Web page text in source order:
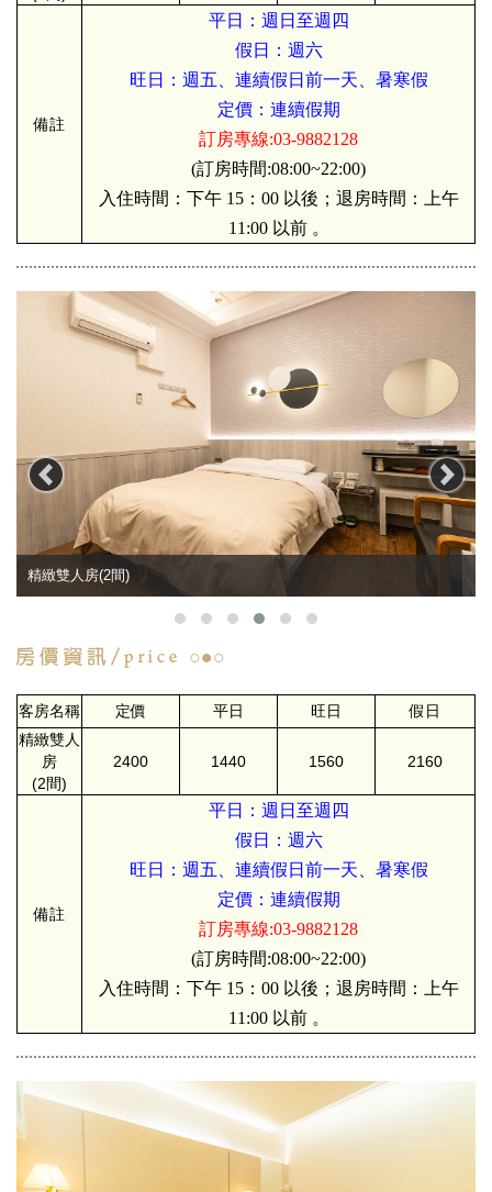
備註
平日：週日至週四
假日：週六
旺日：週五、連續假日前一天、暑寒假
定價：連續假期
訂房專線:03-9882128
(訂房時間:08:00~22:00)
入住時間：下午 15：00 以後；退房時間：上午
11:00 以前 。
精緻雙人房(2間)
客房名稱 定價 平日 旺日
假日
精緻雙人
房
(2間)
2400 1440 1560 2160
備註
平日：週日至週四
假日：週六
旺日：週五、連續假日前一天、暑寒假
定價：連續假期
訂房專線:03-9882128
(訂房時間:08:00~22:00)
入住時間：下午 15：00 以後；退房時間：上午
11:00 以前 。